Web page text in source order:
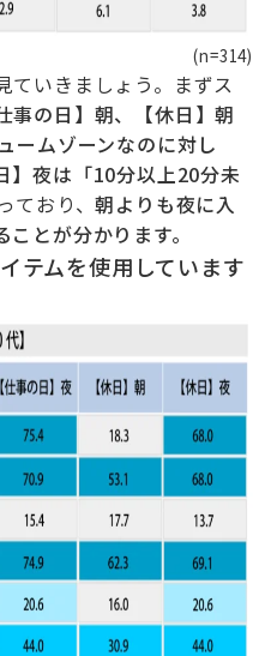
(n=314)
ていきましょう。まずス
事の日】朝、【休日】朝
ームゾーンなのに対し
】夜は「10分以上20分未
ており、朝よりも夜に入
とが分かります。
テムを使用しています